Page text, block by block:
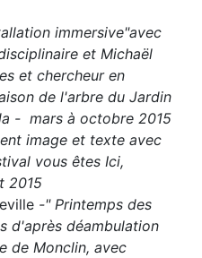
immersive"avec
et Michaël
et chercheur en
de l'arbre du Jardin
- mars à octobre 2015
image et texte avec
vous êtes Ici,
2015
-" Printemps des
d'après déambulation
de Monclin, avec